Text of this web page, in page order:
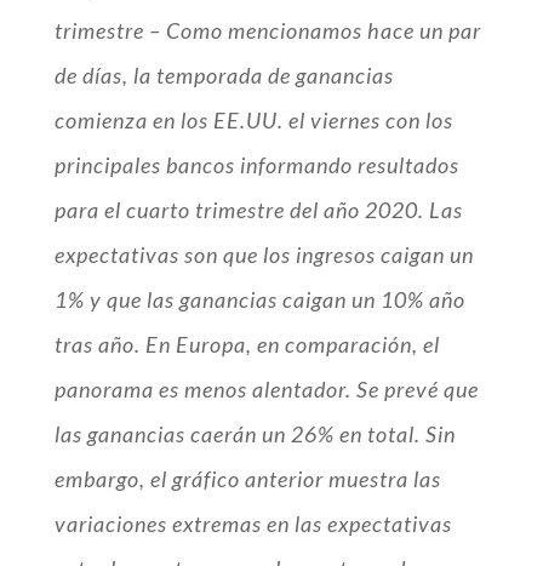
trimestre – Como mencionamos hace un par
de días, la temporada de ganancias
comienza en los EE.UU. el viernes con los
principales bancos informando resultados
para el cuarto trimestre del año 2020. Las
expectativas son que los ingresos caigan un
1% y que las ganancias caigan un 10% año
tras año. En Europa, en comparación, el
panorama es menos alentador. Se prevé que
las ganancias caerán un 26% en total. Sin
embargo, el gráfico anterior muestra las
variaciones extremas en las expectativas